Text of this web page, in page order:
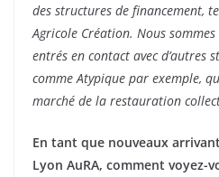
des structures de financement,
Agricole Création. Nous
entrés en contact avec d’autres
comme Atypique par exemple,
marché de la restauration
En tant que nouveaux
Lyon AuRA, comment voyez-